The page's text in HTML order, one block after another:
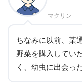
マクリン
ちなみに以前、某
野菜を購入してい
く、幼虫に出会っ